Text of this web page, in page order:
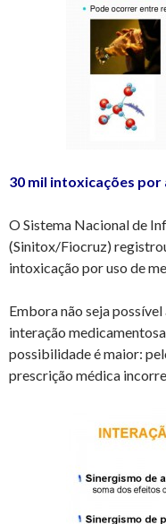
30 mil intoxicações por
O Sistema Nacional de
(Sinitox/Fiocruz)
intoxicação por uso de
Embora não seja
interação
possibilidade é maior:
prescrição médica